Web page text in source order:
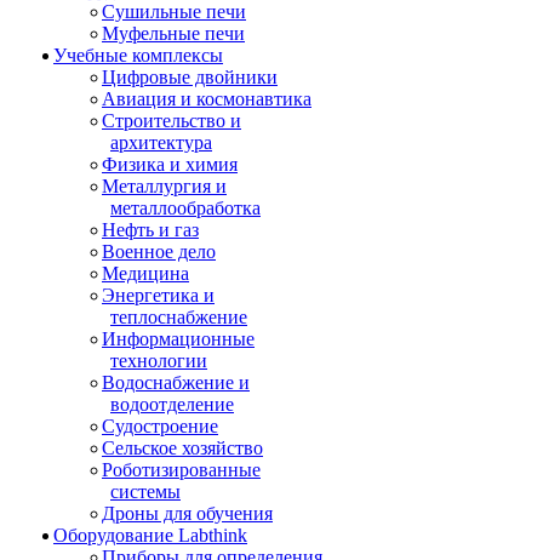
Сушильные печи
Муфельные печи
Учебные комплексы
Цифровые двойники
Авиация и космонавтика
Строительство и
архитектура
Физика и химия
Металлургия и
металлообработка
Нефть и газ
Военное дело
Медицина
Энергетика и
теплоснабжение
Информационные
технологии
Водоснабжение и
водоотделение
Судостроение
Сельское хозяйство
Роботизированные
системы
Дроны для обучения
Оборудование Labthink